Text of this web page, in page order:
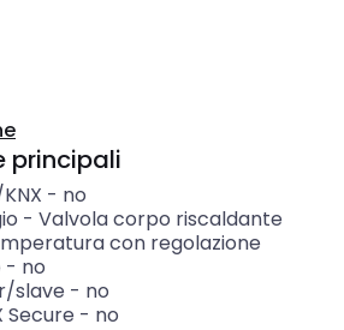
principali
- no
- Valvola corpo riscaldante
con regolazione
- no
slave - no
Secure - no